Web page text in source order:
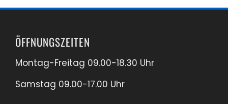
ÖFFNUNGSZEITEN
Montag-Freitag 09.00-18.30 Uhr
Samstag 09.00-17.00 Uhr